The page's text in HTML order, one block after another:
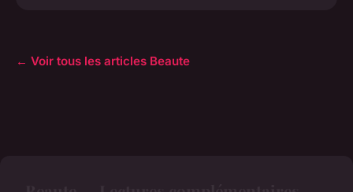
← Voir tous les articles Beaute